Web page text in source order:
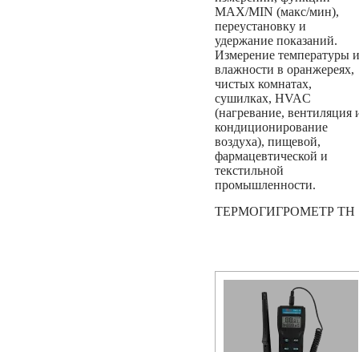
MAX/MIN (макс/мин),
переустановку и
удержание показаний.
Измерение температуры и
влажности в оранжереях,
чистых комнатах,
сушилках, HVAC
(нагревание, вентиляция
кондиционирование
воздуха), пищевой,
фармацевтической и
текстильной
промышленности.
ТЕРМОГИГРОМЕТР TH